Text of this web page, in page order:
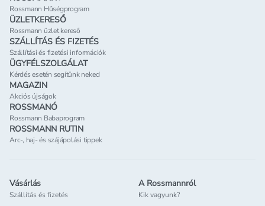
Rossmann Hűségprogram
ÜZLETKERESŐ
Rossmann üzlet kereső
SZÁLLÍTÁS ÉS FIZETÉS
Szállítási és fizetési információk
ÜGYFÉLSZOLGÁLAT
Kérdés esetén segítünk neked
MAGAZIN
Akciós újságok
ROSSMANÓ
Rossmann Babaprogram
ROSSMANN RUTIN
Arc-, haj- és szájápolási tippek
Vásárlás
Szállítás és fizetés
A Rossmannról
Kik vagyunk?